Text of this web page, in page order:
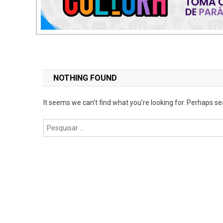
NOTHING FOUND
It seems we can’t find what you’re looking for. Perhaps
Pesquisar
por: